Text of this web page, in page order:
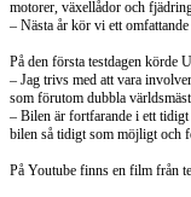
motorer, växellådor och
– Nästa år kör vi ett
På den första testdagen körde
– Jag trivs med att vara
som förutom dubbla
– Bilen är fortfarande i ett tidigt
bilen så tidigt som möjligt och
På Youtube finns en film från